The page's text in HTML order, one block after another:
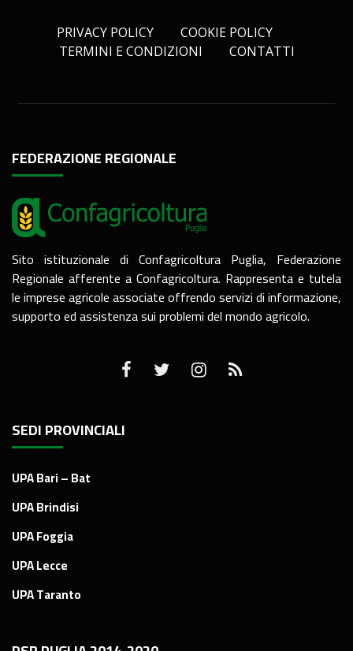
PRIVACY POLICY
COOKIE POLICY
TERMINI E CONDIZIONI
CONTATTI
FEDERAZIONE REGIONALE
Sito istituzionale di Confagricoltura Puglia, Federazione
Regionale afferente a Confagricoltura. Rappresenta e tutela
le imprese agricole associate offrendo servizi di informazione,
supporto ed assistenza sui problemi del mondo agricolo.
SEDI PROVINCIALI
UPA Bari – Bat
UPA Brindisi
UPA Foggia
UPA Lecce
UPA Taranto